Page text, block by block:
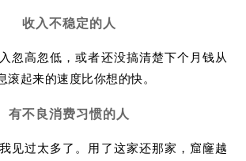
收入不稳定的人
忽高忽低，或者还没搞清楚下个月钱从
滚起来的速度比你想的快。
有不良消费习惯的人
见过太多了。用了这家还那家，窟窿越